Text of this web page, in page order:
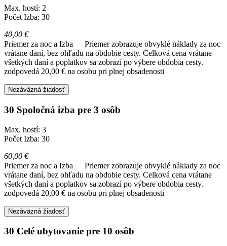
Max. hostí: 2
Počet Izba: 30
40,00 €
Priemer za noc a Izba
Priemer zobrazuje obvyklé náklady za noc
vrátane daní, bez ohľadu na obdobie cesty. Celková cena vrátane
všetkých daní a poplatkov sa zobrazí po výbere obdobia cesty.
zodpovedá 20,00 € na osobu pri plnej obsadenosti
Nezáväzná žiadosť
30 Spoločná izba pre 3 osôb
Max. hostí: 3
Počet Izba: 30
60,00 €
Priemer za noc a Izba
Priemer zobrazuje obvyklé náklady za noc
vrátane daní, bez ohľadu na obdobie cesty. Celková cena vrátane
všetkých daní a poplatkov sa zobrazí po výbere obdobia cesty.
zodpovedá 20,00 € na osobu pri plnej obsadenosti
Nezáväzná žiadosť
30 Celé ubytovanie pre 10 osôb